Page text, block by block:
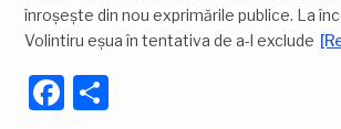
înroșește din nou exprimările publice. La
Volintiru eșua în tentativa de a-l exclude
Facebook